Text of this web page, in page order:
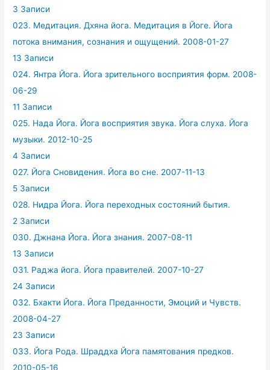
3 Записи
023. Медитация. Дхяна йога. Медитация в Йоге. Йога
потока внимания, сознания и ощущений. 2008-01-27
13 Записи
024. Янтра Йога. Йога зрительного восприятия форм. 2008-
06-29
11 Записи
025. Нада Йога. Йога восприятия звука. Йога слуха. Йога
музыки. 2012-10-25
4 Записи
027. Йога Сновидения. Йога во сне. 2007-11-13
5 Записи
028. Нидра Йога. Йога переходных состояний бытия.
2 Записи
030. Джнана Йога. Йога знания. 2007-08-11
13 Записи
031. Раджа йога. Йога правителей. 2007-10-27
24 Записи
032. Бхакти Йога. Йога Преданности, Эмоций и Чувств.
2008-04-27
23 Записи
033. Йога Рода. Шраддха Йога памятования предков.
2010-05-16